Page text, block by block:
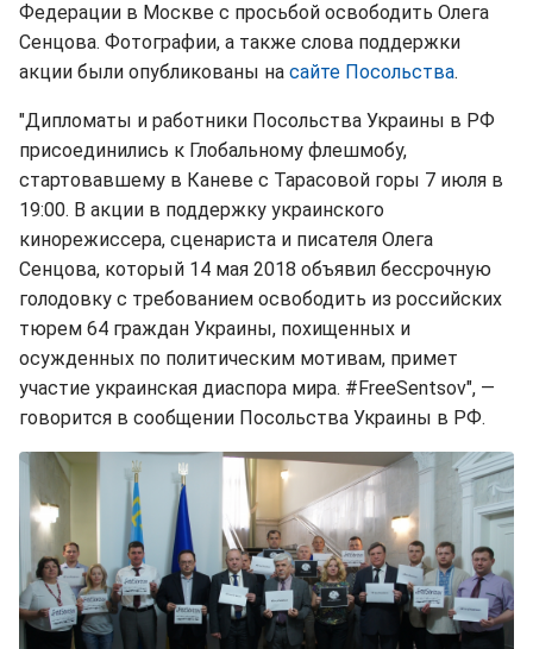
Федерации в Москве с просьбой освободить Олега
Сенцова. Фотографии, а также слова поддержки
акции были опубликованы на сайте Посольства.
"Дипломаты и работники Посольства Украины в РФ
присоединились к Глобальному флешмобу,
стартовавшему в Каневе с Тарасовой горы 7 июля в
19:00. В акции в поддержку украинского
кинорежиссера, сценариста и писателя Олега
Сенцова, который 14 мая 2018 объявил бессрочную
голодовку с требованием освободить из российских
тюрем 64 граждан Украины, похищенных и
осужденных по политическим мотивам, примет
участие украинская диаспора мира. #FreeSentsov", —
говорится в сообщении Посольства Украины в РФ.